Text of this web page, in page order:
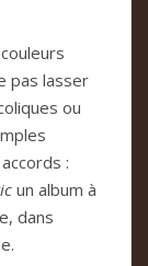
pas las­ser
ou
:
un album à
dans